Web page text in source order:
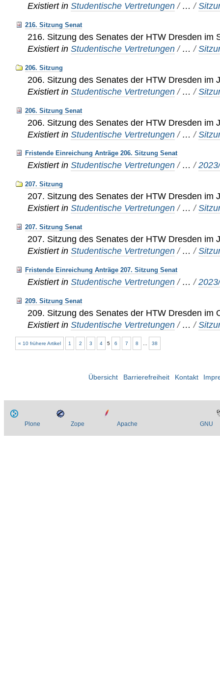
Existiert in Studentische Vertretungen / …/
216. Sitzung Senat
216. Sitzung des Senates der HTW Dresden im
Existiert in Studentische Vertretungen / …/
206. Sitzung
206. Sitzung des Senates der HTW Dresden im
Existiert in Studentische Vertretungen / …/
206. Sitzung Senat
206. Sitzung des Senates der HTW Dresden im
Existiert in Studentische Vertretungen / …/
Fristende Einreichung Anträge 206. Sitzung Senat
Existiert in Studentische Vertretungen / …/
207. Sitzung
207. Sitzung des Senates der HTW Dresden im
Existiert in Studentische Vertretungen / …/
207. Sitzung Senat
207. Sitzung des Senates der HTW Dresden im
Existiert in Studentische Vertretungen / …/
Fristende Einreichung Anträge 207. Sitzung Senat
Existiert in Studentische Vertretungen / …/
209. Sitzung Senat
209. Sitzung des Senates der HTW Dresden im
Existiert in Studentische Vertretungen / …/
« 10 frühere Artikel 1 2 3 4 5 6 7 8 38
Übersicht Barrierefreiheit Kontakt
Plone Zope Apache GNU